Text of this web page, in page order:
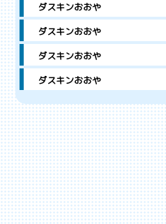
ダスキンおおや
ダスキンおおや
ダスキンおおや
ダスキンおおや